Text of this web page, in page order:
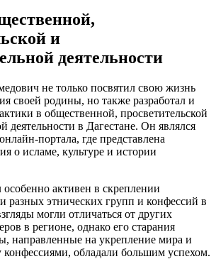
и
деятельности
не только посвятил свою жизнь
своей родины, но также разработал и
в общественной, просветительской
деятельности в Дагестане. Он являлся
портала, где представлена
о исламе, культуре и истории
активен в скреплении
разных этнических групп и конфессий в
могли отличаться от других
в регионе, однако его старания
направленные на укрепление мира и
обладали большим успехом.